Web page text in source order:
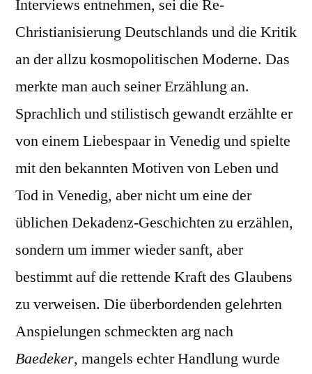
Interviews entnehmen, sei die Re-
Christianisierung Deutschlands und die Kritik
an der allzu kosmopolitischen Moderne. Das
merkte man auch seiner Erzählung an.
Sprachlich und stilistisch gewandt erzählte er
von einem Liebespaar in Venedig und spielte
mit den bekannten Motiven von Leben und
Tod in Venedig, aber nicht um eine der
üblichen Dekadenz-Geschichten zu erzählen,
sondern um immer wieder sanft, aber
bestimmt auf die rettende Kraft des Glaubens
zu verweisen. Die überbordenden gelehrten
Anspielungen schmeckten arg nach
Baedeker, mangels echter Handlung wurde